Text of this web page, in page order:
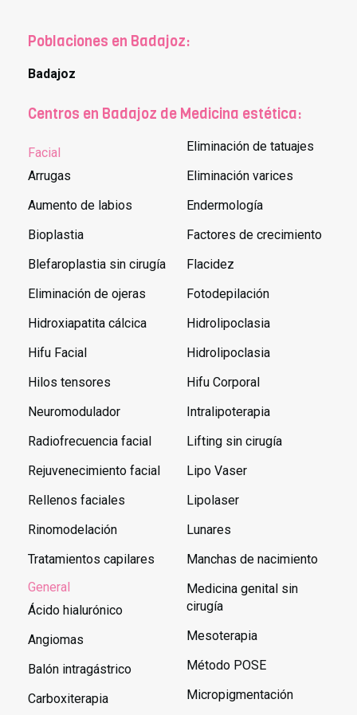
Poblaciones en Badajoz:
Badajoz
Centros en Badajoz de Medicina estética:
Facial
Arrugas
Aumento de labios
Bioplastia
Blefaroplastia sin cirugía
Eliminación de ojeras
Hidroxiapatita cálcica
Hifu Facial
Hilos tensores
Neuromodulador
Radiofrecuencia facial
Rejuvenecimiento facial
Rellenos faciales
Rinomodelación
Tratamientos capilares
General
Ácido hialurónico
Angiomas
Balón intragástrico
Carboxiterapia
Eliminación de tatuajes
Eliminación varices
Endermología
Factores de crecimiento
Flacidez
Fotodepilación
Hidrolipoclasia
Hidrolipoclasia
Hifu Corporal
Intralipoterapia
Lifting sin cirugía
Lipo Vaser
Lipolaser
Lunares
Manchas de nacimiento
Medicina genital sin
cirugía
Mesoterapia
Método POSE
Micropigmentación